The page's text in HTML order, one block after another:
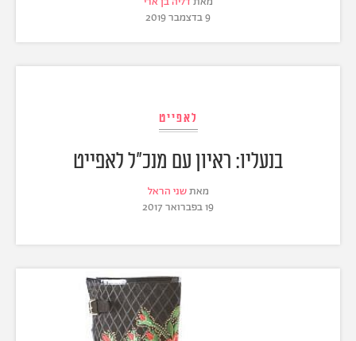
9 בדצמבר 2019
לאפייט
בנעליו: ראיון עם מנכ"ל לאפייט
מאתשני הראל
19 בפברואר 2017